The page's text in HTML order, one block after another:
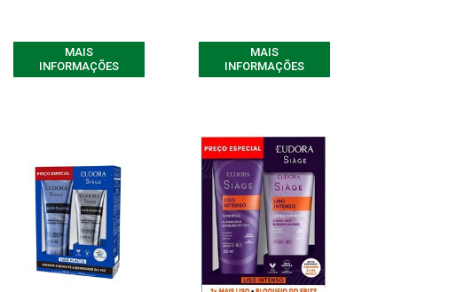
MAIS
INFORMAÇÕES
MAIS
INFORMAÇÕES